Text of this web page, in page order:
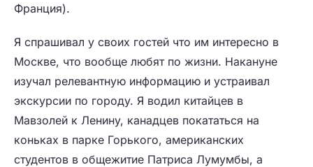
Франция).
Я спрашивал у своих гостей что им интересно в
Москве, что вообще любят по жизни. Накануне
изучал релевантную информацию и устраивал
экскурсии по городу. Я водил китайцев в
Мавзолей к Ленину, канадцев покататься на
коньках в парке Горького, американских
студентов в общежитие Патриса Лумумбы, а